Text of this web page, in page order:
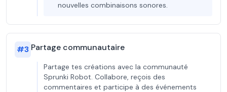
nouvelles combinaisons sonores.
#3 Partage communautaire
Partage tes créations avec la communauté
Sprunki Robot. Collabore, reçois des
commentaires et participe à des événements